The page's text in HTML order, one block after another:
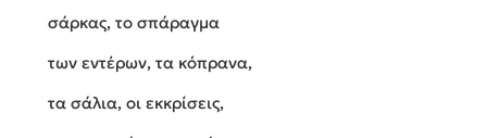
σάρκας, το σπάραγμα
των εντέρων, τα κόπρανα,
τα σάλια, οι εκκρίσεις,